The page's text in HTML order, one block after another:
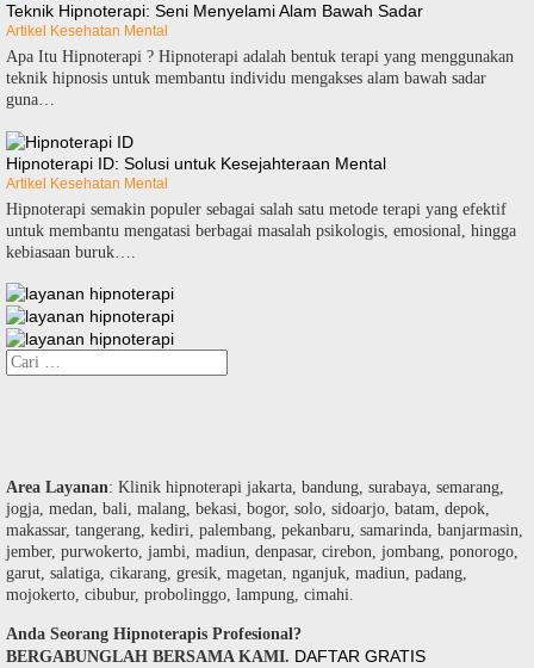
Teknik Hipnoterapi: Seni Menyelami Alam Bawah Sadar
Artikel Kesehatan Mental
Apa Itu Hipnoterapi ? Hipnoterapi adalah bentuk terapi yang menggunakan
teknik hipnosis untuk membantu individu mengakses alam bawah sadar
guna…
Hipnoterapi ID: Solusi untuk Kesejahteraan Mental
Artikel Kesehatan Mental
Hipnoterapi semakin populer sebagai salah satu metode terapi yang efektif
untuk membantu mengatasi berbagai masalah psikologis, emosional, hingga
kebiasaan buruk….
Cari
untuk:
Area Layanan: Klinik hipnoterapi jakarta, bandung, surabaya, semarang,
jogja, medan, bali, malang, bekasi, bogor, solo, sidoarjo, batam, depok,
makassar, tangerang, kediri, palembang, pekanbaru, samarinda, banjarmasin,
jember, purwokerto, jambi, madiun, denpasar, cirebon, jombang, ponorogo,
garut, salatiga, cikarang, gresik, magetan, nganjuk, madiun, padang,
mojokerto, cibubur, probolinggo, lampung, cimahi.
Anda Seorang Hipnoterapis Profesional?
BERGABUNGLAH BERSAMA KAMI. DAFTAR GRATIS